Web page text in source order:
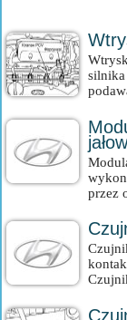
silnika
przez